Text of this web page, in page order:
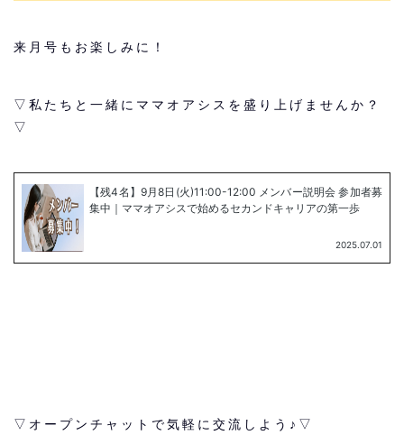
来月号もお楽しみに！
▽私たちと一緒にママオアシスを盛り上げませんか？
▽
▽オープンチャットで気軽に交流しよう♪▽